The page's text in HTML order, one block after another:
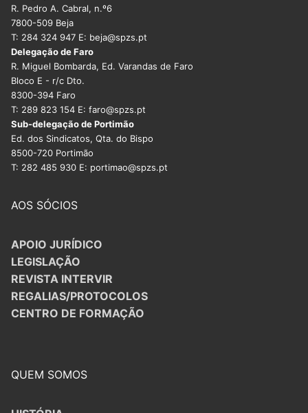
R. Pedro A. Cabral, n.º6
7800-509 Beja
T: 284 324 947 E: beja@spzs.pt
Delegação de Faro
R. Miguel Bombarda, Ed. Varandas de Faro
Bloco E - r/c Dto.
8300-394 Faro
T: 289 823 154 E: faro@spzs.pt
Sub-delegação de Portimão
Ed. dos Sindicatos, Qta. do Bispo
8500-720 Portimão
T: 282 485 930 E: portimao@spzs.pt
AOS SÓCIOS
APOIO JURÍDICO
LEGISLAÇÃO
REVISTA INTERVIR
REGALIAS/PROTOCOLOS
CENTRO DE FORMAÇÃO
QUEM SOMOS